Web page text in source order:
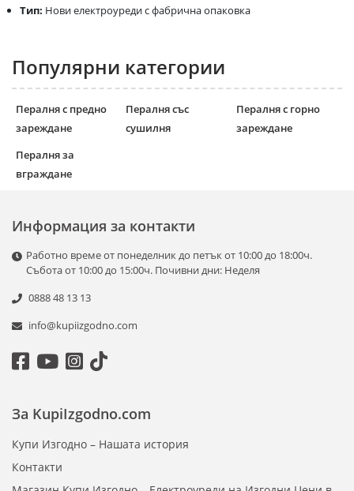
Тип: Нови електроуреди с фабрична опаковка
Популярни категории
Пералня с предно
зареждане
Пералня със
сушилня
Пералня с горно
зареждане
Пералня за
вграждане
Информация за контакти
Работно време от понеделник до петък от 10:00 до 18:00ч.
Събота от 10:00 до 15:00ч. Почивни дни: Неделя
0888 48 13 13
info@kupiizgodno.com
За KupiIzgodno.com
Купи Изгодно – Нашата история
Контакти